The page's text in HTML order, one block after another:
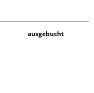
ausgebucht